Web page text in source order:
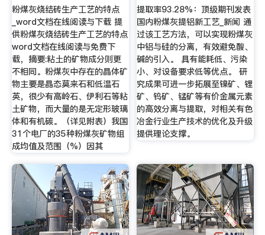
粉煤灰烧结砖生产工艺的特点
_word文档在线阅读与下载 提
供粉煤灰烧结砖生产工艺的特点
word文档在线阅读与免费下
载，摘要:粘土的矿物成分则更
不相同。粉煤灰中存在的晶体矿
物主要是晶态莫来石和低温石
英，很少有高岭石、伊利石等粘
土矿物，而大量的是无定形玻璃
体和有机碳。（详见附表）我国
31个电厂的35种粉煤灰矿物组
成均值及范围（%）因其
提取率93.28%：顶级期刊发表
国内粉煤灰提铝新工艺_新闻 通
过该工艺方法，可以实现粉煤灰
中铝与硅的分离，有效避免酸、
碱的引入。 具有能耗低、污染
小、对设备要求低等优点。 研
究成果可进一步拓展至镍矿、锂
矿、钨矿、锰矿等有价金属元素
的高效分离与提取，对相关有色
冶金行业生产技术的优化及升级
提供理论支撑。